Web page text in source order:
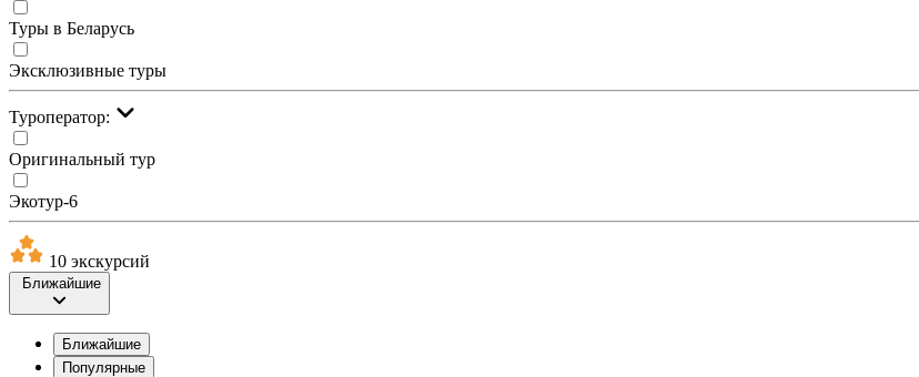
Туры в Беларусь
Эксклюзивные туры
Туроператор:
Оригинальный тур
Экотур-6
10 экскурсий
Ближайшие
Ближайшие
Популярные